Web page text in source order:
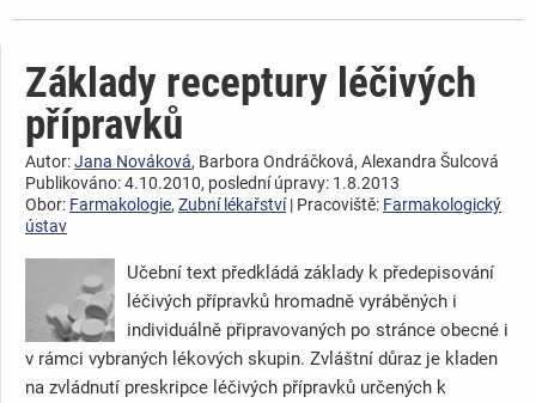
Základy receptury léčivých
přípravků
Autor:Jana Nováková, Barbora Ondráčková, Alexandra Šulcová
Publikováno: 4.10.2010, poslední úpravy: 1.8.2013
Obor: Farmakologie, Zubní lékařství| Pracoviště: Farmakologický
ústav
Učební text předkládá základy k předepisování
léčivých přípravků hromadně vyráběných i
individuálně připravovaných po stránce obecné i
v rámci vybraných lékových skupin. Zvláštní důraz je kladen
na zvládnutí preskripce léčivých přípravků určených k